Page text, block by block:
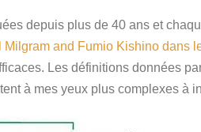
depuis plus de 40 ans et
Milgram and Fumio Kishino dans
Les définitions données
à mes yeux plus complexes à